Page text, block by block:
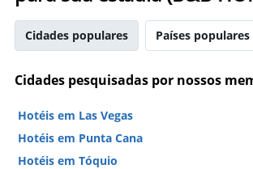
Cidades populares Países populares
Cidades pesquisadas por nossos
Hotéis em Las Vegas
Hotéis em Punta Cana
Hotéis em Tóquio